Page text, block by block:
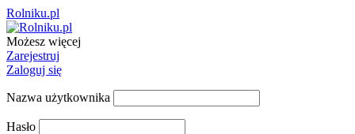
Rolniku.pl
Możesz więcej
Zarejestruj
Zaloguj się
Nazwa użytkownika
Hasło